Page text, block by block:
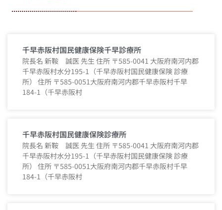
千早赤阪村国民健康保険千早診療所
院長名 新鞍 誠医 先生 住所 〒585-0041 大阪府南河内郡
千早赤阪村水分195-1（千早赤阪村国民健康保険 診療
所） 住所 〒585-0051大阪府南河内郡千早赤阪村千早
184-1（千早赤阪村
千早赤阪村国民健康保険診療所
院長名 新鞍 誠医 先生 住所 〒585-0041 大阪府南河内郡
千早赤阪村水分195-1（千早赤阪村国民健康保険 診療
所） 住所 〒585-0051大阪府南河内郡千早赤阪村千早
184-1（千早赤阪村